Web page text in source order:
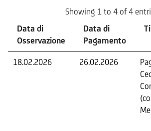
Showing 1 to 4 of 4
Data di
Osservazione
Data di
Pagamento
18.02.2026 26.02.2026